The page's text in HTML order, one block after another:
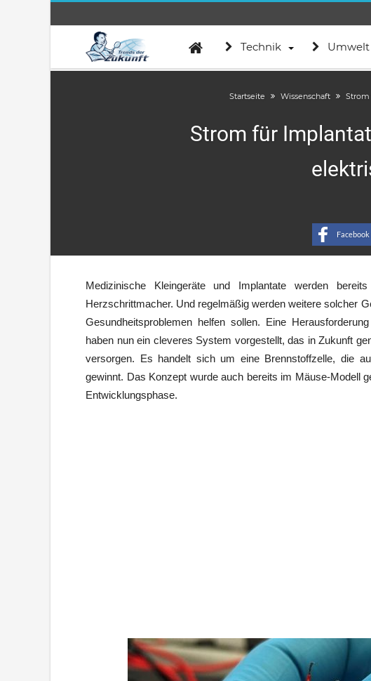
Technik Umwelt
Startseite Wissenschaft Strom
Strom für
Facebook
Medizinische Kleingeräte und Implantate werden
Herzschrittmacher. Und regelmäßig werden weitere solcher
Gesundheitsproblemen helfen sollen. Eine
haben nun ein cleveres System vorgestellt, das in Zukunft
versorgen. Es handelt sich um eine Brennstoffzelle, die
gewinnt. Das Konzept wurde auch bereits im Mäuse-Modell
Entwicklungsphase.